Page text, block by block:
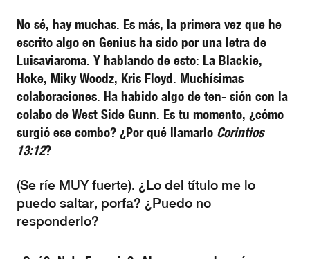
No sé, hay muchas. Es más, la primera vez que he
escrito algo en Genius ha sido por una letra de
Luisaviaroma. Y hablando de esto: La Blackie,
Hoke, Miky Woodz, Kris Floyd. Muchísimas
colaboraciones. Ha habido algo de ten- sión con la
colabo de West Side Gunn. Es tu momento, ¿cómo
surgió ese combo? ¿Por qué llamarlo Corintios
13:12?
(Se ríe MUY fuerte). ¿Lo del título me lo
puedo saltar, porfa? ¿Puedo no
responderlo?